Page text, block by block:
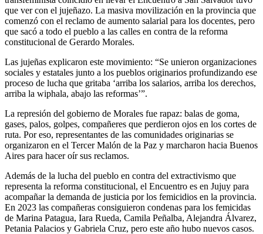
que ver con el jujeñazo. La masiva movilización en la provincia que
comenzó con el reclamo de aumento salarial para los docentes, pero
que sacó a todo el pueblo a las calles en contra de la reforma
constitucional de Gerardo Morales.
Las jujeñas explicaron este movimiento: “Se unieron organizaciones
sociales y estatales junto a los pueblos originarios profundizando ese
proceso de lucha que gritaba ‘arriba los salarios, arriba los derechos,
arriba la wiphala, abajo las reformas’”.
La represión del gobierno de Morales fue rapaz: balas de goma,
gases, palos, golpes, compañeres que perdieron ojos en los cortes de
ruta. Por eso, representantes de las comunidades originarias se
organizaron en el Tercer Malón de la Paz y marcharon hacia Buenos
Aires para hacer oír sus reclamos.
Además de la lucha del pueblo en contra del extractivismo que
representa la reforma constitucional, el Encuentro es en Jujuy para
acompañar la demanda de justicia por los femicidios en la provincia.
En 2023 las compañeras consiguieron condenas para los femicidas
de Marina Patagua, Iara Rueda, Camila Peñalba, Alejandra Álvarez,
Petania Palacios y Gabriela Cruz, pero este año hubo nuevos casos.